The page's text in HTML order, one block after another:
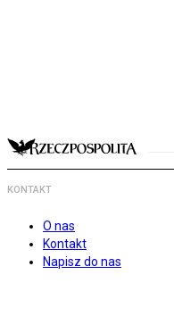
KONTAKT
O nas
Kontakt
Napisz do nas